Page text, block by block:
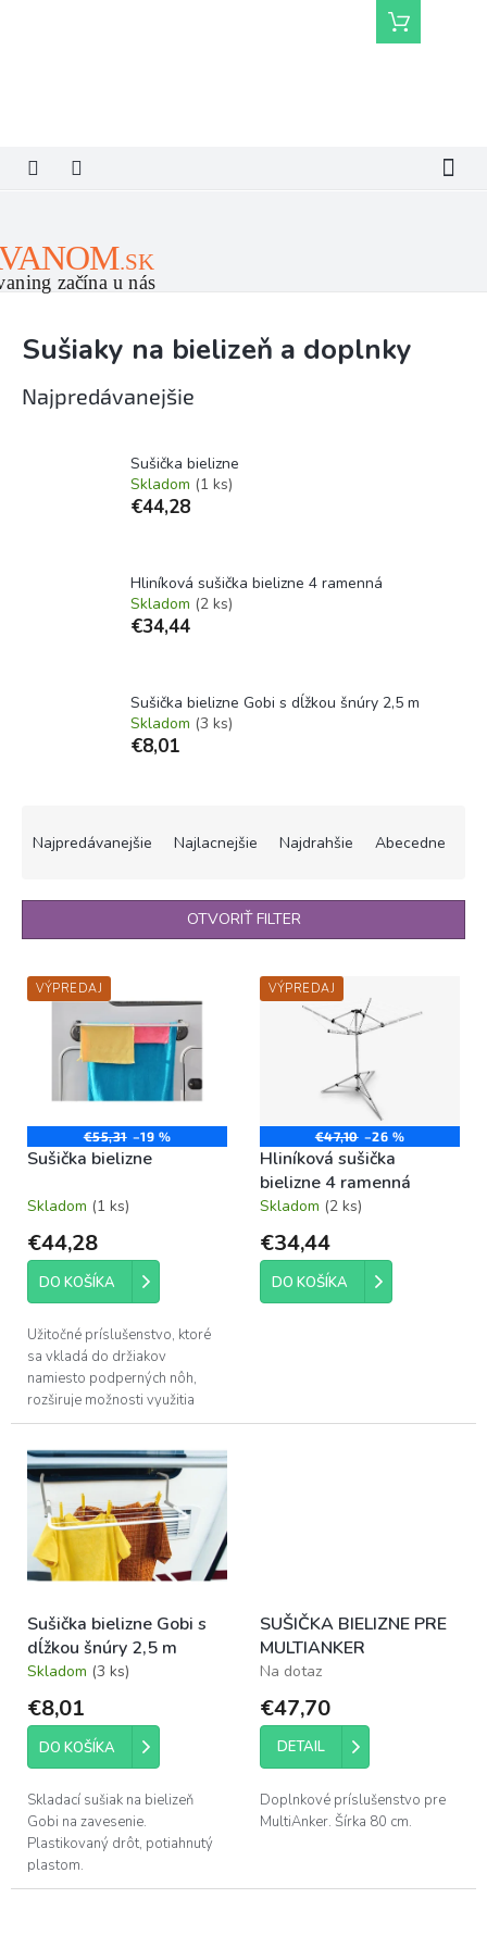
Nákupný
košík
Sušiaky na bielizeň a doplnky
Najpredávanejšie
Sušička bielizne
Skladom (1 ks)
€44,28
Hliníková sušička bielizne 4 ramenná
Skladom (2 ks)
€34,44
Sušička bielizne Gobi s dĺžkou šnúry 2,5 m
Skladom (3 ks)
€8,01
i
p
r
t
o
Najpredávanejšie Najlacnejšie Najdrahšie Abecedne
OTVORIŤ FILTER
V
ý
d
k
t
o
VÝPREDAJ
€55,31 –19 %
Sušička bielizne
Skladom (1 ks)
€44,28
DO KOŠÍKA
Užitočné príslušenstvo, ktoré
sa vkladá do držiakov
namiesto podperných nôh,
rozširuje možnosti využitia
Vášho multiAnker 2.0.
VÝPREDAJ
€47,10 –26 %
Hliníková sušička
bielizne 4 ramenná
Skladom (2 ks)
€34,44
DO KOŠÍKA
Sušička bielizne Gobi s
dĺžkou šnúry 2,5 m
Skladom (3 ks)
€8,01
DO KOŠÍKA
Skladací sušiak na bielizeň
Gobi na zavesenie.
Plastikovaný drôt, potiahnutý
plastom.
SUŠIČKA BIELIZNE PRE
MULTIANKER
Na dotaz
€47,70
DETAIL
Doplnkové príslušenstvo pre
MultiAnker. Šírka 80 cm.